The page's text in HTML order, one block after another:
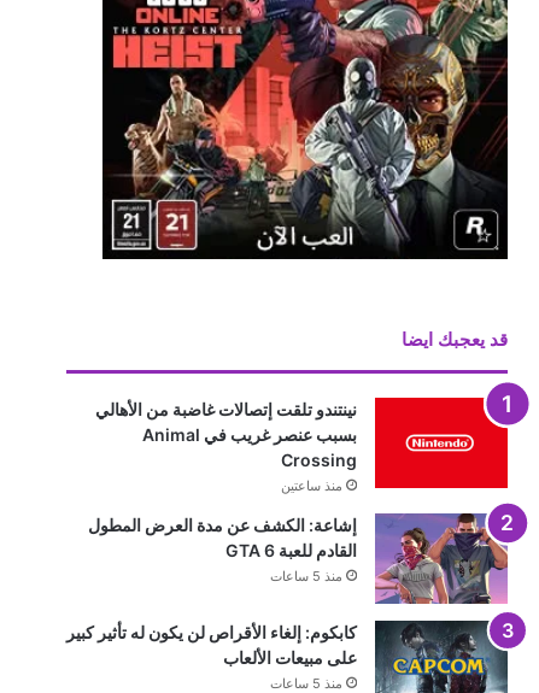
قد يعجبك ايضا
نينتندو تلقت إتصالات غاضبة من الأهالي
بسبب عنصر غريب في Animal
Crossing
منذ ساعتين
إشاعة: الكشف عن مدة العرض المطول
القادم للعبة GTA 6
منذ 5 ساعات
كابكوم: إلغاء الأقراص لن يكون له تأثير كبير
على مبيعات الألعاب
منذ 5 ساعات